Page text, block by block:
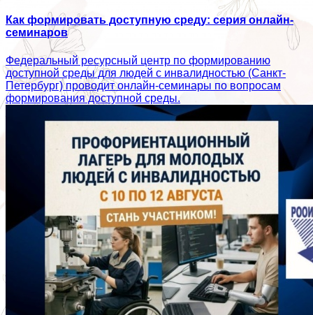
Как формировать доступную среду: серия онлайн-
семинаров
Федеральный ресурсный центр по формированию
доступной среды для людей с инвалидностью (Санкт-
Петербург) проводит онлайн-семинары по вопросам
формирования доступной среды.